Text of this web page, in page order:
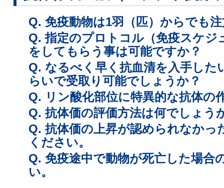
Q. 免疫動物は1羽（匹）からでも
Q. 指定のプロトコル（免疫スケジ
をしてもらう事は可能ですか？
Q. なるべく早く抗血清を入手した
らいで受取り可能でしょうか？
Q. リン酸化部位に特異的な抗体の
Q. 抗体価の評価方法は何でしょう
Q. 抗体価の上昇が認められなかっ
ください。
Q. 免疫途中で動物が死亡した場合
い。